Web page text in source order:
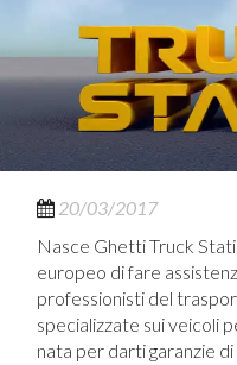
20/03/2017
Nasce Ghetti Truck
europeo di fare
professionisti del
specializzate sui veicoli
nata per darti garanzie